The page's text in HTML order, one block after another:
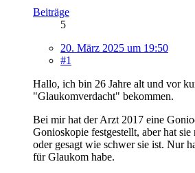
Beiträge
5
20. März 2025 um 19:50
#1
Hallo, ich bin 26 Jahre alt und vor
"Glaukomverdacht" bekommen.
Bei mir hat der Arzt 2017 eine
Gonioskopie festgestellt, aber hat sie
oder gesagt wie schwer sie ist. Nur
für Glaukom habe.